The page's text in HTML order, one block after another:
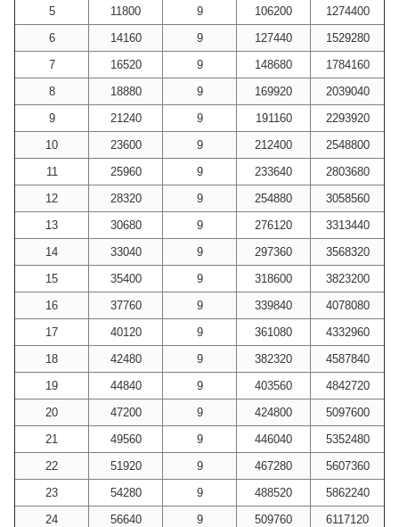
5
11800 9 106200
1274400
6
14160 9 127440
1529280
7
16520 9 148680
1784160
8
18880 9 169920
2039040
9
21240 9 191160
2293920
10
23600 9 212400
2548800
11
25960 9 233640
2803680
12
28320 9 254880
3058560
13
30680 9 276120
3313440
14
33040 9 297360
3568320
15
35400 9 318600
3823200
16
37760 9 339840
4078080
17
40120 9 361080
4332960
18
42480 9 382320
4587840
19
44840 9 403560
4842720
20
47200 9 424800
5097600
21
49560 9 446040
5352480
22
51920 9 467280
5607360
23
54280 9 488520
5862240
24
56640 9 509760 6117120